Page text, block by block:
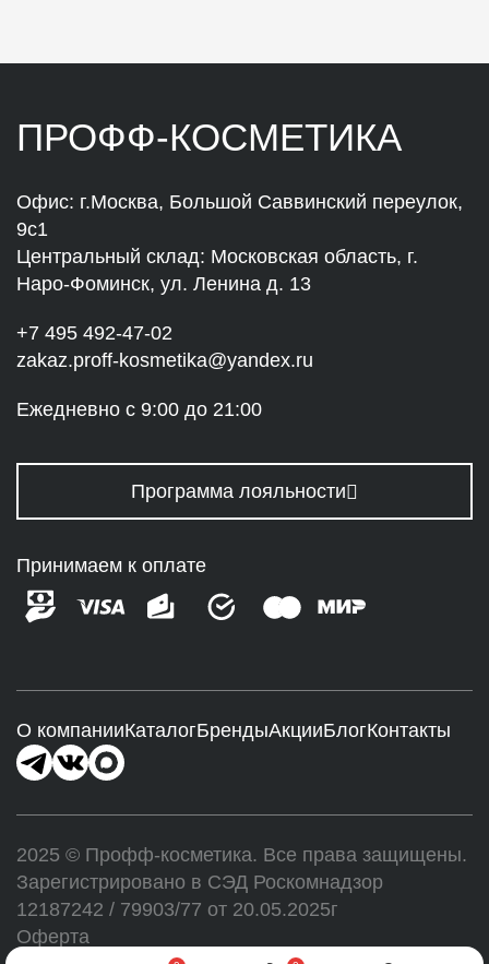
ПРОФФ-КОСМЕТИКА
Офис: г.Москва, Большой Саввинский переулок,
9с1
Центральный склад: Московская область, г.
Наро-Фоминск, ул. Ленина д. 13
+7 495 492-47-02
zakaz.proff-kosmetika@yandex.ru
Ежедневно с 9:00 до 21:00
Программа лояльности
Принимаем к оплате
О компанииКаталогБрендыАкцииБлогКонтакты
2025 © Профф-косметика. Все права защищены.
Зарегистрировано в СЭД Роскомнадзор
12187242 / 79903/77 от 20.05.2025г
Оферта